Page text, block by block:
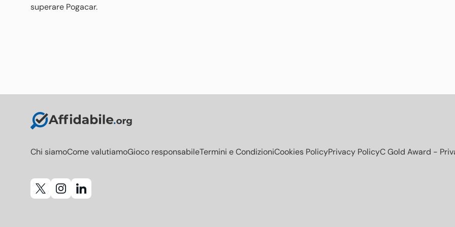
superare Pogacar.
Chi siamoCome valutiamoGioco responsabileTermini e CondizioniCookies PolicyPrivacy PolicyC Gold Award -